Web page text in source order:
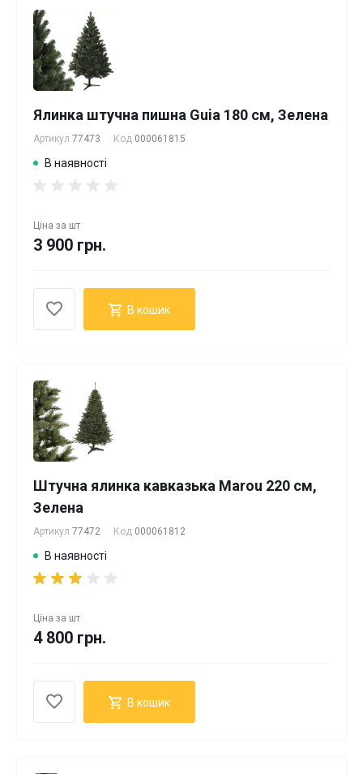
Ялинка штучна пишна Guia 180 см, Зелена
Артикул 77473 Код 000061815
В наявності
Ціна за шт
3 900 грн.
В кошик
Штучна ялинка кавказька Marou 220 см,
Зелена
Артикул 77472 Код 000061812
В наявності
Ціна за шт
4 800 грн.
В кошик